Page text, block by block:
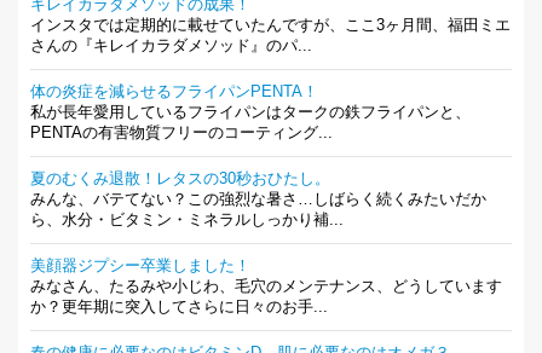
キレイカラダメソッドの成果！
インスタでは定期的に載せていたんですが、ここ3ヶ月間、福田ミエ
さんの『キレイカラダメソッド』のパ...
体の炎症を減らせるフライパンPENTA！
私が長年愛用しているフライパンはタークの鉄フライパンと、
PENTAの有害物質フリーのコーティング...
夏のむくみ退散！レタスの30秒おひたし。
みんな、バテてない？この強烈な暑さ…しばらく続くみたいだか
ら、水分・ビタミン・ミネラルしっかり補...
美顔器ジプシー卒業しました！
みなさん、たるみや小じわ、毛穴のメンテナンス、どうしています
か？更年期に突入してさらに日々のお手...